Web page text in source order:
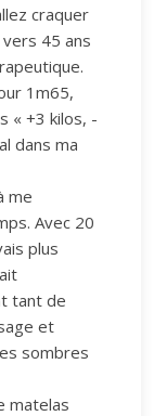
craquer
45 ans
1m65,
« +3 kilos, -
dans ma
me
Avec 20
plus
tant de
et
sombres
matelas